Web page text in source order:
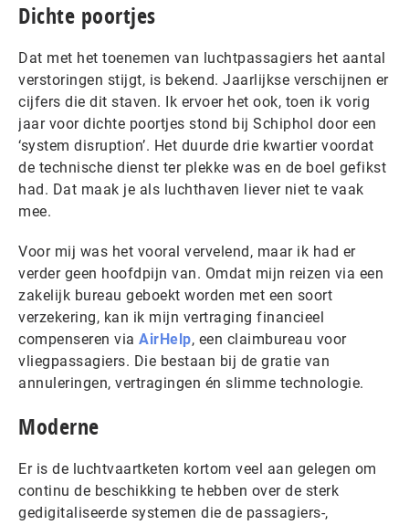
Dichte poortjes
Dat met het toenemen van luchtpassagiers het aantal
verstoringen stijgt, is bekend. Jaarlijkse verschijnen er
cijfers die dit staven. Ik ervoer het ook, toen ik vorig
jaar voor dichte poortjes stond bij Schiphol door een
‘system disruption’. Het duurde drie kwartier voordat
de technische dienst ter plekke was en de boel gefikst
had. Dat maak je als luchthaven liever niet te vaak
mee.
Voor mij was het vooral vervelend, maar ik had er
verder geen hoofdpijn van. Omdat mijn reizen via een
zakelijk bureau geboekt worden met een soort
verzekering, kan ik mijn vertraging financieel
compenseren via AirHelp, een claimbureau voor
vliegpassagiers. Die bestaan bij de gratie van
annuleringen, vertragingen én slimme technologie.
Moderne
Er is de luchtvaartketen kortom veel aan gelegen om
continu de beschikking te hebben over de sterk
gedigitaliseerde systemen die de passagiers-,